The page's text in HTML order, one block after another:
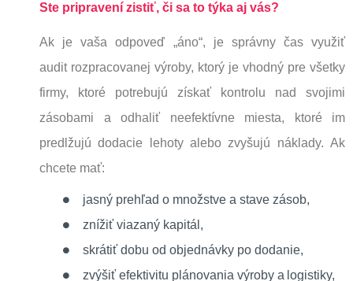
Ste pripravení zistiť, či sa to týka aj vás?
Ak je vaša odpoveď „áno“, je správny čas využiť
audit rozpracovanej výroby, ktorý je vhodný pre všetky
firmy, ktoré potrebujú získať kontrolu nad svojimi
zásobami a odhaliť neefektívne miesta, ktoré im
predlžujú dodacie lehoty alebo zvyšujú náklady. Ak
chcete mať:
jasný prehľad o množstve a stave zásob,
znížiť viazaný kapitál,
skrátiť dobu od objednávky po dodanie,
zvýšiť efektivitu plánovania výroby a logistiky,